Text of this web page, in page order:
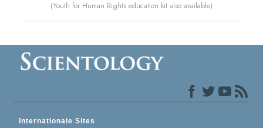
(Youth for Human Rights education kit also available)
Internationale Sites